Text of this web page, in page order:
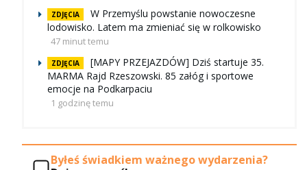
ZDJĘCIA
W Przemyślu powstanie nowoczesne
lodowisko. Latem ma zmieniać się w rolkowisko
47 minut temu
ZDJĘCIA
[MAPY PRZEJAZDÓW] Dziś startuje 35.
MARMA Rajd Rzeszowski. 85 załóg i sportowe
emocje na Podkarpaciu
1 godzinę temu
Byłeś świadkiem ważnego wydarzenia?